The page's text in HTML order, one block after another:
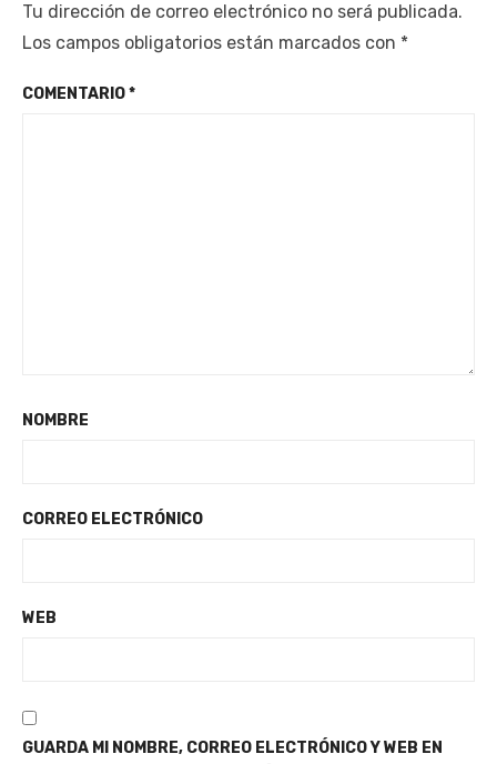
Tu dirección de correo electrónico no será publicada.
Los campos obligatorios están marcados con *
COMENTARIO*
NOMBRE
CORREO ELECTRÓNICO
WEB
GUARDA MI NOMBRE, CORREO ELECTRÓNICO Y WEB EN